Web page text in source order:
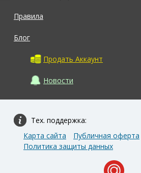
Правила
Блог
Продать Аккаунт
Новости
Тех. поддержка:
Карта сайта
Публичная оферта
Политика защиты данных